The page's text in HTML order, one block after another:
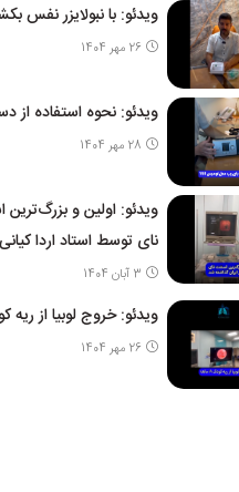
ویدئو: با نبولایزر نفس
26 مهر 1404
ویدئو: نحوه استفاده از
28 مهر 1404
ویدئو: اولین و
نای توسط استاد اردا
3 آبان 1404
ویدئو: خروج لوبیا از ریه کودک
26 مهر 1404